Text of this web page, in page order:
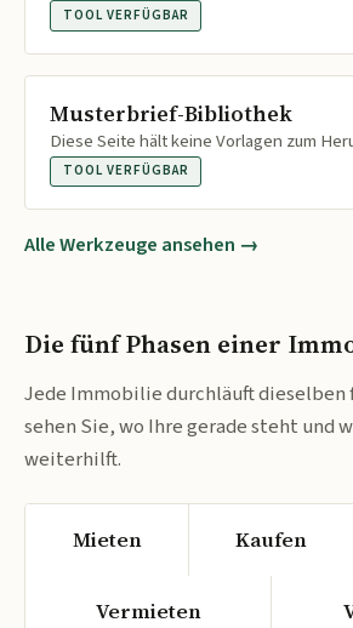
TOOL VERFÜGBAR
Musterbrief-Bibliothek
Diese Seite hält keine Vorlagen zum
TOOL VERFÜGBAR
Alle Werkzeuge ansehen →
Die fünf Phasen einer
Jede Immobilie durchläuft
sehen Sie, wo Ihre gerade steht und
weiterhilft.
Mieten Kaufen
Vermieten